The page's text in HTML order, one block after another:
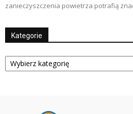
zanieczyszczenia powietrza potrafią
Kategorie
Kategorie